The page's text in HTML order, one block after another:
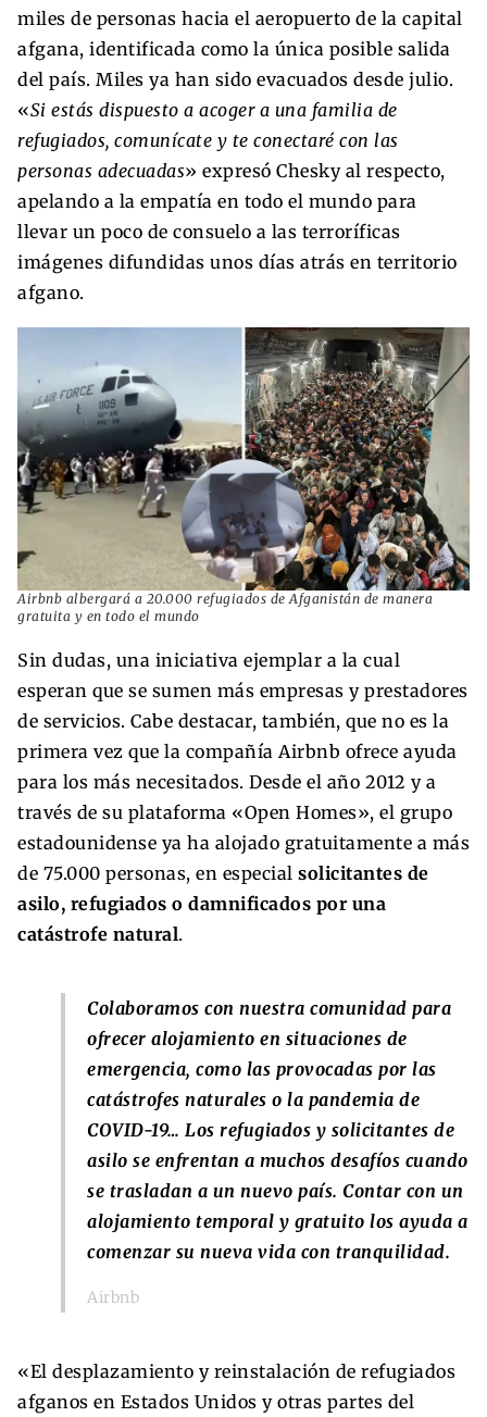
miles de personas hacia el aeropuerto de la capital
afgana, identificada como la única posible salida
del país. Miles ya han sido evacuados desde julio.
«Si estás dispuesto a acoger a una familia de
refugiados, comunícate y te conectaré con las
personas adecuadas» expresó Chesky al respecto,
apelando a la empatía en todo el mundo para
llevar un poco de consuelo a las terroríficas
imágenes difundidas unos días atrás en territorio
afgano.
Airbnb albergará a 20.000 refugiados de Afganistán de manera
gratuita y en todo el mundo
Sin dudas, una iniciativa ejemplar a la cual
esperan que se sumen más empresas y prestadores
de servicios. Cabe destacar, también, que no es la
primera vez que la compañía Airbnb ofrece ayuda
para los más necesitados. Desde el año 2012 y a
través de su plataforma «Open Homes», el grupo
estadounidense ya ha alojado gratuitamente a más
de 75.000 personas, en especial solicitantes de
asilo, refugiados o damnificados por una
catástrofe natural.
Colaboramos con nuestra comunidad para
ofrecer alojamiento en situaciones de
emergencia, como las provocadas por las
catástrofes naturales o la pandemia de
COVID-19… Los refugiados y solicitantes de
asilo se enfrentan a muchos desafíos cuando
se trasladan a un nuevo país. Contar con un
alojamiento temporal y gratuito los ayuda a
comenzar su nueva vida con tranquilidad.
Airbnb
«El desplazamiento y reinstalación de refugiados
afganos en Estados Unidos y otras partes del